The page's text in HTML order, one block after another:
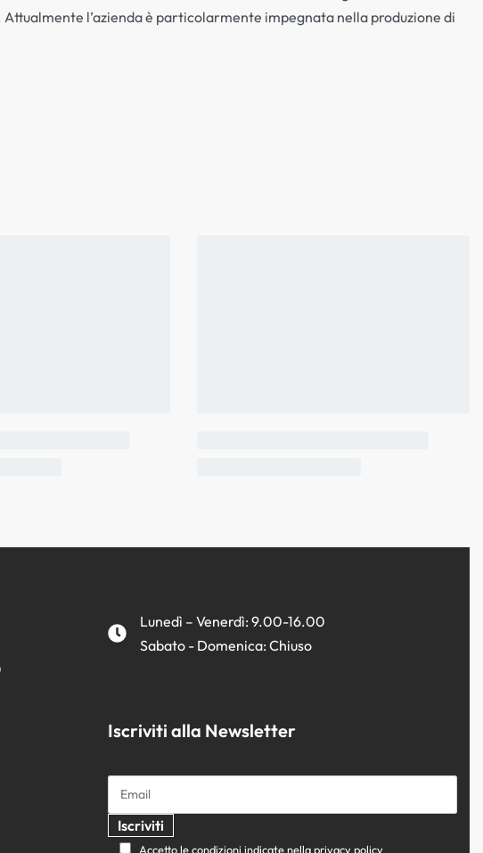
Attualmente l’azienda è particolarmente impegnata nella produzione di
Lunedì – Venerdì: 9.00-16.00
Sabato - Domenica: Chiuso
Iscriviti alla Newsletter
Accetto le condizioni indicate nella privacy policy